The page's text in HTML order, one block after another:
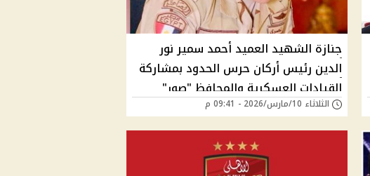
جنازة الشهيد العميد أحمد سمير نور
الدين رئيس أركان حرس الحدود بمشاركة
القيادات العسكرية والمحافظ "صور"
الثلاثاء 10/مارس/2026 - 09:41 م